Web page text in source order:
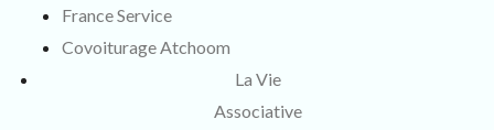
France Service
Covoiturage Atchoom
La Vie
Associative